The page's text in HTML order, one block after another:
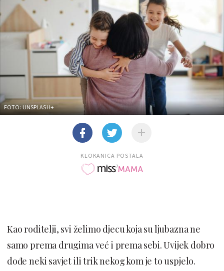
FOTO: UNSPLASH+
KLOKANICA POSTALA
Kao roditelji, svi želimo djecu koja su ljubazna ne
samo prema drugima već i prema sebi. Uvijek dobro
dođe neki savjet ili trik nekog kom je to uspjelo.